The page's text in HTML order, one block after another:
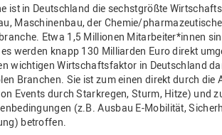
ist in Deutschland die sechstgrößte
Maschinenbau, der Chemie/
Etwa 1,5 Millionen Mitarbeiter*innen
werden knapp 130 Milliarden Euro direkt
wichtigen Wirtschaftsfaktor in Deutschland
Branchen. Sie ist zum einen direkt durch
Events durch Starkregen, Sturm, Hitze) und
(z.B. Ausbau E-Mobilität,
betroffen.